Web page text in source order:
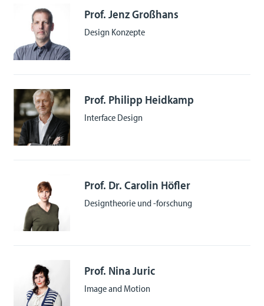
Prof. Jenz Großhans
Design Konzepte
Prof. Philipp Heidkamp
Interface Design
Prof. Dr. Carolin Höfler
Designtheorie und -forschung
Prof. Nina Juric
Image and Motion